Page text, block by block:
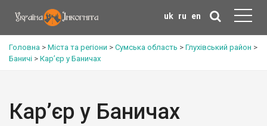
uk ru en
Головна > Міста та регіони > Сумська область > Глухівський район >
Баничі > Кар’єр у Баничах
Кар’єр у Баничах